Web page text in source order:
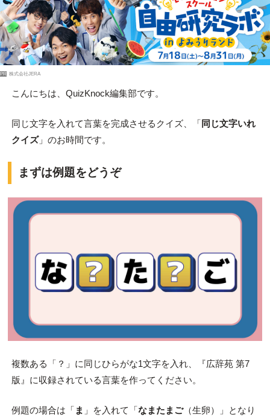
PR 株式会社JERA
こんにちは、QuizKnock編集部です。
同じ文字を入れて言葉を完成させるクイズ、「 同じ文字いれ
クイズ」のお時間です。
まずは例題をどうぞ
複数ある「？」に同じひらがな1文字を入れ、『広辞苑 第7
版』に収録されている言葉を作ってください。
例題の場合は「 ま 」を入れて「なまたまご（生卵）」となり